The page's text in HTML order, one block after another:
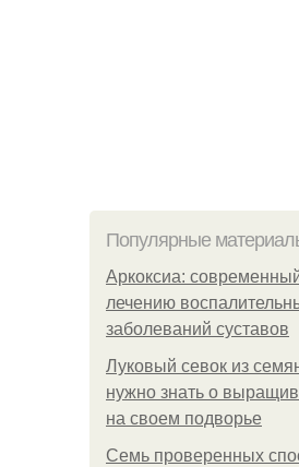
Популярные
Аркоксиа:
лечению
заболеваний суставов
Луковый севок из
нужно знать о
на своем подворье
Семь проверенных